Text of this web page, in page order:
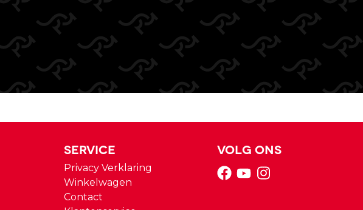
Service
Privacy Verklaring
Winkelwagen
Contact
Volg ons